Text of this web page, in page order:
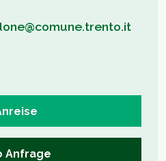
Anfrage